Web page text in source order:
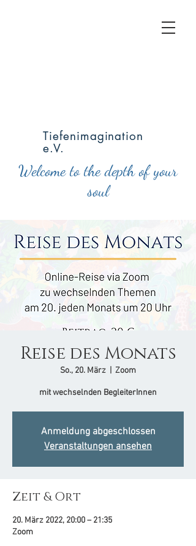
Welcome to the depth of your
soul
Tiefenimagination
e.V.
Reise des Monats
So., 20. März Zoom
mit wechselnden BegleiterInnen
Anmeldung abgeschlossen
Veranstaltungen ansehen
Zeit & Ort
20. März 2022, 20:00 – 21:35
Zoom